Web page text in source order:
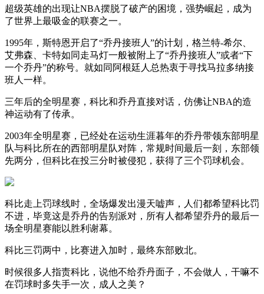
超级英雄的出现让NBA摆脱了破产的困境，强势崛起，成为
了世界上最吸金的联赛之一。
1995年，斯特恩开启了“乔丹接班人”的计划，格兰特-希尔、
艾弗森、卡特如同走马灯一般被附上了“乔丹接班人”或者“下
一个乔丹”的称号。就如同阿根廷人总热衷于寻找马拉多纳接
班人一样。
三年后的全明星赛，科比和乔丹直接对话，仿佛让NBA的造
神运动有了传承。
2003年全明星赛，已经处在运动生涯暮年的乔丹带领东部明星
队与科比所在的西部明星队对阵，常规时间最后一刻，东部领
先两分，但科比在投三分时被侵犯，获得了三个罚球机会。
科比走上罚球线时，全场爆发出漫天嘘声，人们都希望科比罚
不进，毕竟这是乔丹的告别派对，所有人都希望乔丹的最后一
场全明星赛能以胜利谢幕。
科比三罚两中，比赛进入加时，最终东部败北。
时候很多人指责科比，说他不给乔丹面子，不会做人，干嘛不
在罚球时多失手一次，成人之美？